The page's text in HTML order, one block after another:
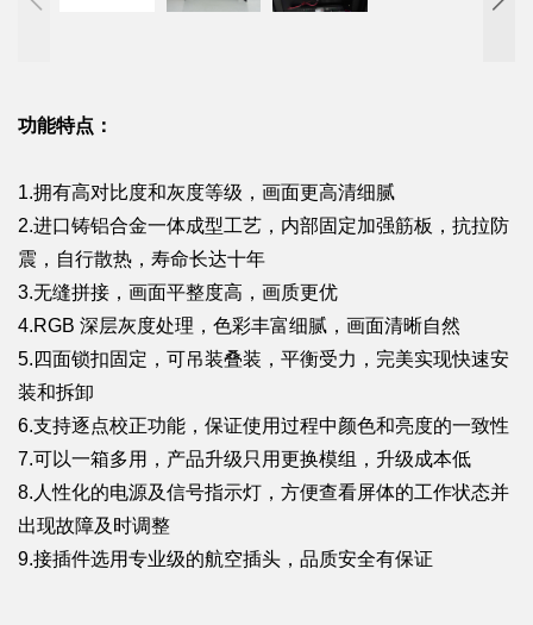
功能特点：
1.拥有高对比度和灰度等级，画面更高清细腻
2.进口铸铝合金一体成型工艺，内部固定加强筋板，抗拉防
震，自行散热，寿命长达十年
3.无缝拼接，画面平整度高，画质更优
4.RGB 深层灰度处理，色彩丰富细腻，画面清晰自然
5.四面锁扣固定，可吊装叠装，平衡受力，完美实现快速安
装和拆卸
6.支持逐点校正功能，保证使用过程中颜色和亮度的一致性
7.可以一箱多用，产品升级只用更换模组，升级成本低
8.人性化的电源及信号指示灯，方便查看屏体的工作状态并
出现故障及时调整
9.接插件选用专业级的航空插头，品质安全有保证